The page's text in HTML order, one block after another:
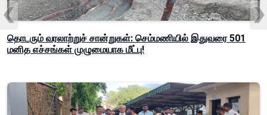
தொடரும் வரலாற்றுச் சான்றுகள்: செம்மணியில் இதுவரை 501
மனித எச்சங்கள் முழுமையாக மீட்பு!